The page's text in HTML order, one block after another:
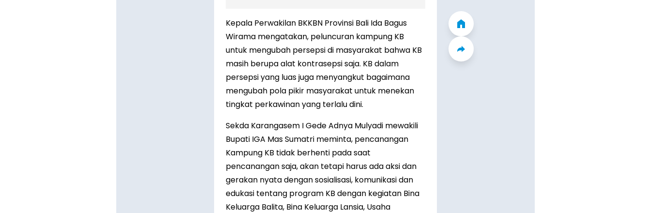
Kepala Perwakilan BKKBN Provinsi Bali Ida Bagus
Wirama mengatakan, peluncuran kampung KB
untuk mengubah persepsi di masyarakat bahwa KB
masih berupa alat kontrasepsi saja. KB dalam
persepsi yang luas juga menyangkut bagaimana
mengubah pola pikir masyarakat untuk menekan
tingkat perkawinan yang terlalu dini.
Sekda Karangasem I Gede Adnya Mulyadi mewakili
Bupati IGA Mas Sumatri meminta, pencanangan
Kampung KB tidak berhenti pada saat
pencanangan saja, akan tetapi harus ada aksi dan
gerakan nyata dengan sosialisasi, komunikasi dan
edukasi tentang program KB dengan kegiatan Bina
Keluarga Balita, Bina Keluarga Lansia, Usaha